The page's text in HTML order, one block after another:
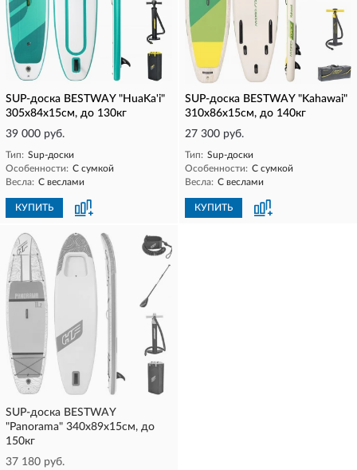
SUP-доска BESTWAY "HuaKa'i"
305x84x15см, до 130кг
39 000 руб.
Тип: Sup-доски
Особенности: С сумкой
Весла: С веслами
КУПИТЬ
SUP-доска BESTWAY "Kahawai"
310x86x15см, до 140кг
27 300 руб.
Тип: Sup-доски
Особенности: С сумкой
Весла: С веслами
КУПИТЬ
SUP-доска BESTWAY
"Panorama" 340х89х15см, до
150кг
37 180 руб.